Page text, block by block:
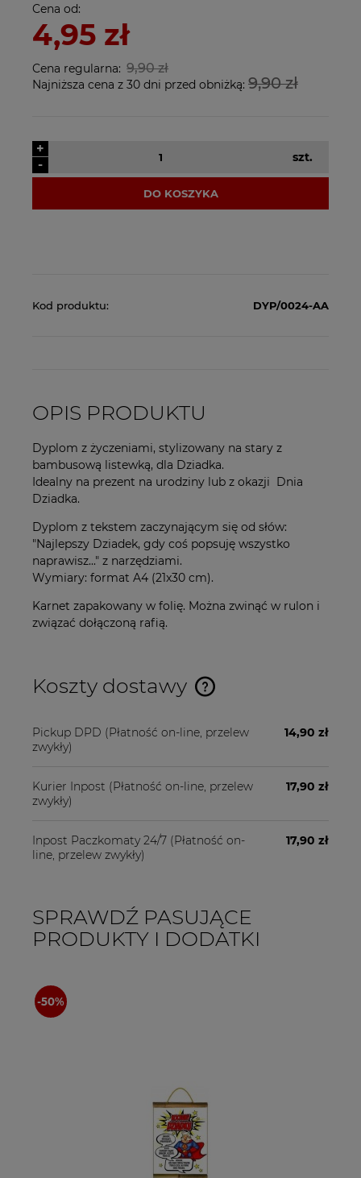
Cena od:
4,95 zł
Cena regularna: 9,90 zł
Najniższa cena z 30 dni przed obniżką: 9,90 zł
-
+
szt.
DO KOSZYKA
Kod produktu: DYP/0024-AA
OPIS PRODUKTU
Dyplom z życzeniami, stylizowany na stary z
bambusową listewką, dla Dziadka.
Idealny na prezent na urodziny lub z okazji Dnia
Dziadka.
Dyplom z tekstem zaczynającym się od słów:
"Najlepszy Dziadek, gdy coś popsuję wszystko
naprawisz..." z narzędziami.
Wymiary: format A4 (21x30 cm).
Karnet zapakowany w folię. Można zwinąć w rulon i
związać dołączoną rafią.
Koszty dostawy
Cena nie zawiera ewentualnych kosztów płatności
Pickup DPD (Płatność on-line, przelew
zwykły)
14,90 zł
Kurier Inpost (Płatność on-line, przelew
zwykły)
17,90 zł
Inpost Paczkomaty 24/7 (Płatność on-
line, przelew zwykły)
17,90 zł
SPRAWDŹ PASUJĄCE
PRODUKTY I DODATKI